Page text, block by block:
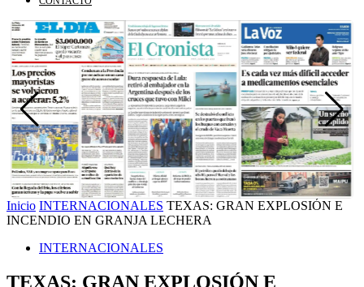
Inicio INTERNACIONALES TEXAS: GRAN EXPLOSIÓN E
INCENDIO EN GRANJA LECHERA
INTERNACIONALES
TEXAS: GRAN EXPLOSIÓN E